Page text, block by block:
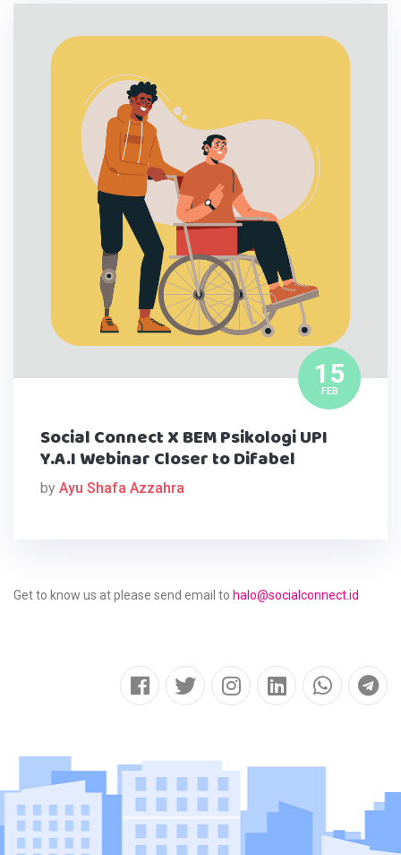
15
FEB
Social Connect X BEM Psikologi UPI
Y.A.I Webinar Closer to Difabel
by Ayu Shafa Azzahra
Get to know us at please send email to halo@socialconnect.id